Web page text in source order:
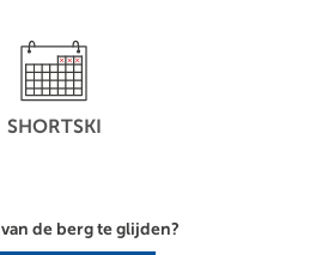
SHORTSKI
van de berg te glijden?